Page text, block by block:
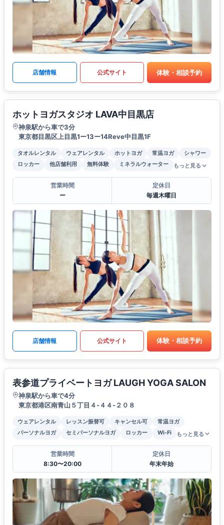
店舗情報 公式サイト 体験・相談予約
ホットヨガスタジオ LAVA中目黒店
神泉駅から車で3分
東京都目黒区上目黒1ー13ー14Reve中目黒1F
タオルレンタル ウェアレンタル ホットヨガ 常温ヨガ
シャワー
ロッカー
他店舗利用 無料体験 ミネラルウォーター もっと見る
営業時間
ー
定休日
毎週木曜日
店舗情報 公式サイト 体験・相談予約
表参道プライベートヨガ LAUGH YOGA SALON
神泉駅から車で4分
東京都港区南青山５丁目４-４４-２０８
ウェアレンタル レッスン振替可 キャンセル可
常温ヨガ
パーソナルヨガ
セミパーソナルヨガ ロッカー Wi-Fi もっと見る
営業時間
8:30〜20:00
定休日
年末年始